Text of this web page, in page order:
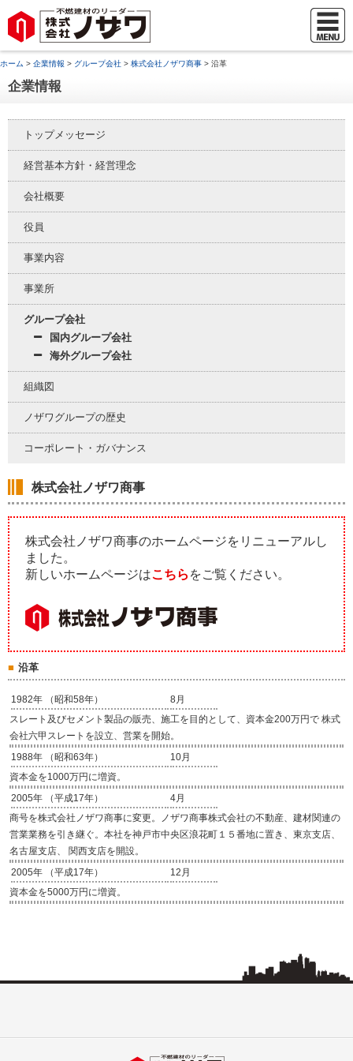
ホーム > 企業情報 > グループ会社 > 株式会社ノザワ商事 > 沿革
企業情報
トップメッセージ
経営基本方針・経営理念
会社概要
役員
事業内容
事業所
グループ会社
国内グループ会社
海外グループ会社
組織図
ノザワグループの歴史
コーポレート・ガバナンス
株式会社ノザワ商事
株式会社ノザワ商事のホームページをリニューアルし
ました。
新しいホームページはこちら をご覧ください。
沿革
1982年 （昭和58年）
8月
スレート及びセメント製品の販売、施工を目的として、資本金200万円で 株式
会社六甲スレートを設立、営業を開始。
1988年 （昭和63年）
10月
資本金を1000万円に増資。
2005年 （平成17年）
4月
商号を株式会社ノザワ商事に変更。ノザワ商事株式会社の不動産、建材関連の
営業業務を引き継ぐ。本社を神戸市中央区浪花町１５番地に置き、東京支店、
名古屋支店、 関西支店を開設。
2005年 （平成17年）
12月
資本金を5000万円に増資。